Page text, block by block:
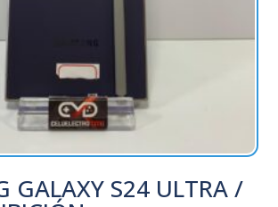
GALAXY S24 ULTRA /